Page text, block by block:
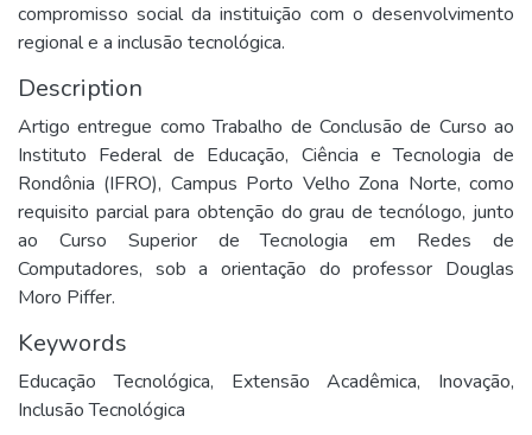
compromisso social da instituição com o desenvolvimento
regional e a inclusão tecnológica.
Description
Artigo entregue como Trabalho de Conclusão de Curso ao
Instituto Federal de Educação, Ciência e Tecnologia de
Rondônia (IFRO), Campus Porto Velho Zona Norte, como
requisito parcial para obtenção do grau de tecnólogo, junto
ao Curso Superior de Tecnologia em Redes de
Computadores, sob a orientação do professor Douglas
Moro Piffer.
Keywords
Educação Tecnológica, Extensão Acadêmica, Inovação,
Inclusão Tecnológica